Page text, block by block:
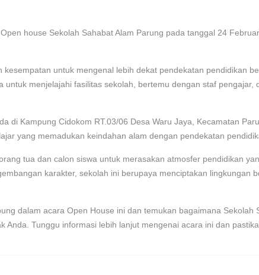
house Sekolah Sahabat Alam Parung pada tanggal 24
kesempatan untuk mengenal lebih dekat pendekatan pendidikan
untuk menjelajahi fasilitas sekolah, bertemu dengan staf
di Kampung Cidokom RT.03/06 Desa Waru Jaya, Kecamatan
yang memadukan keindahan alam dengan pendekatan
tua dan calon siswa untuk merasakan atmosfer pendidikan
karakter, sekolah ini berupaya menciptakan lingkungan
dalam acara Open House ini dan temukan bagaimana
Anda. Tunggu informasi lebih lanjut mengenai acara ini dan